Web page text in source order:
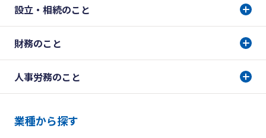
設立・相続のこと
財務のこと
人事労務のこと
業種から探す